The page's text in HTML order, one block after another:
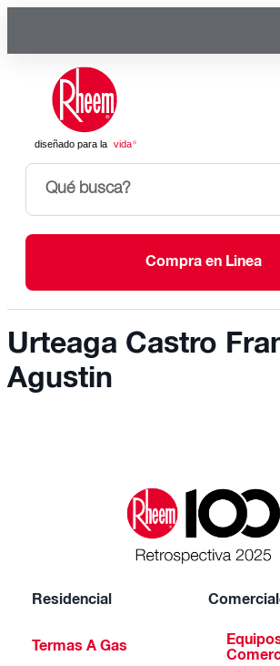
Compra en Linea
Urteaga Castro
Agustin
Residencial
Termas A Gas